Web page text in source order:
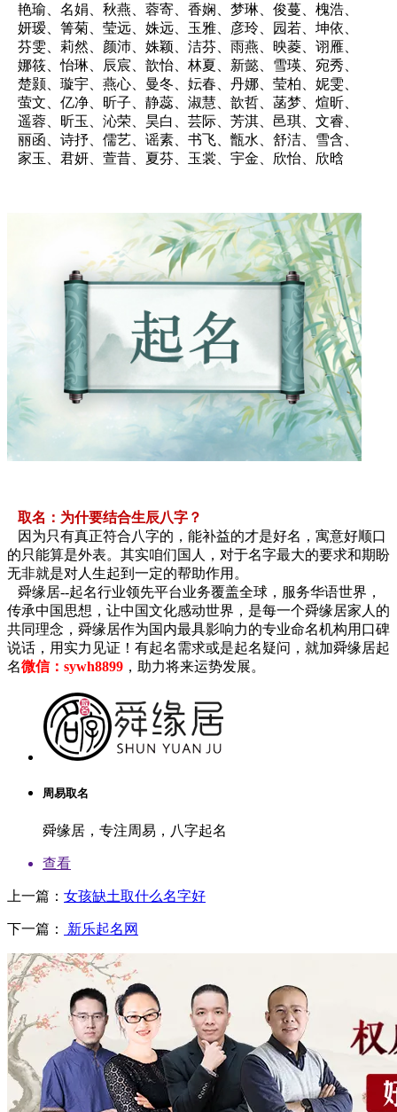
艳瑜、名娟、秋燕、蓉寄、香娴、梦琳、俊蔓、槐浩、
妍瑷、箐菊、莹远、姝远、玉雅、彦玲、园若、坤依、
芬雯、莉然、颜沛、姝颖、洁芬、雨燕、映菱、诩雁、
娜筱、怡琳、辰宸、歆怡、林夏、新懿、雪瑛、宛秀、
楚颢、璇宇、燕心、曼冬、妘春、丹娜、莹柏、妮雯、
萤文、亿净、昕子、静蕊、淑慧、歆哲、菡梦、煊昕、
遥蓉、昕玉、沁荣、昊白、芸际、芳淇、邑琪、文睿、
丽函、诗抒、儒艺、谣素、书飞、甑水、舒洁、雪含、
家玉、君妍、萱昔、夏芬、玉裳、宇金、欣怡、欣晗
取名：为什要结合生辰八字？
因为只有真正符合八字的，能补益的才是好名，寓意好顺口
的只能算是外表。其实咱们国人，对于名字最大的要求和期盼
无非就是对人生起到一定的帮助作用。
舜缘居--起名行业领先平台业务覆盖全球，服务华语世界，
传承中国思想，让中国文化感动世界，是每一个舜缘居家人的
共同理念，舜缘居作为国内最具影响力的专业命名机构用口碑
说话，用实力见证！有起名需求或是起名疑问，就加舜缘居起
名微信：sywh8899 ，助力将来运势发展。
周易取名
舜缘居，专注周易，八字起名
查看
上一篇： 女孩缺土取什么名字好
下一篇： 新乐起名网